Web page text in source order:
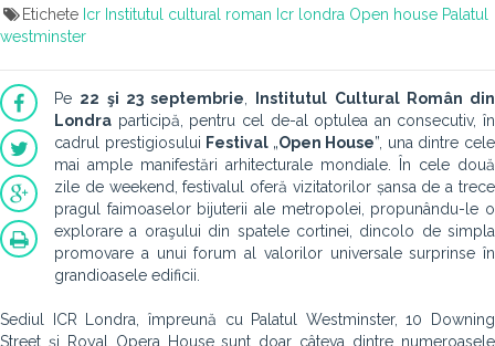
Etichete Icr Institutul cultural roman Icr londra Open house Palatul
westminster
Pe 22 şi 23 septembrie
Institutul Cultural Român din
Londra participă, pentru cel de-al optulea an consecutiv, în
cadrul prestigiosului Festival „Open House”, una dintre cele
mai ample manifestări arhitecturale mondiale. În cele două
zile de weekend, festivalul oferă vizitatorilor șansa de a trece
pragul faimoaselor bijuterii ale metropolei, propunându-le o
explorare a oraşului din spatele cortinei, dincolo de simpla
promovare a unui forum al valorilor universale surprinse în
grandioasele edificii.
Sediul ICR Londra, împreună cu Palatul Westminster, 10 Downing
Street şi Royal Opera House sunt doar câteva dintre numeroasele